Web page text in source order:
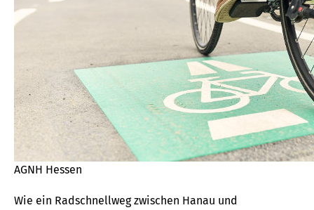
AGNH Hessen
Wie ein Radschnellweg zwischen Hanau und